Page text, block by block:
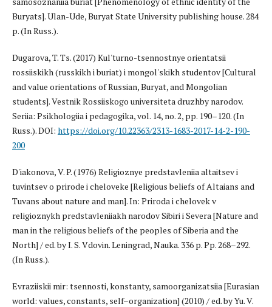
Buryats]. Ulan-Ude, Buryat State University publishing house. 284
p. (In Russ.).
Dugarova, T. Ts. (2017) Kul'turno-tsennostnye orientatsii
rossiiskikh (russkikh i buriat) i mongol'skikh studentov [Cultural
and value orientations of Russian, Buryat, and Mongolian
students]. Vestnik Rossiiskogo universiteta druzhby narodov.
Seriia: Psikhologiia i pedagogika, vol. 14, no. 2, pp. 190–120. (In
Russ.). DOI: https://doi.org/10.22363/2313-1683-2017-14-2-190-
200
D'iakonova, V. P. (1976) Religioznye predstavleniia altaitsev i
tuvintsev o prirode i cheloveke [Religious beliefs of Altaians and
Tuvans about nature and man]. In: Priroda i chelovek v
religioznykh predstavleniiakh narodov Sibiri i Severa [Nature and
man in the religious beliefs of the peoples of Siberia and the
North] / ed. by I. S. Vdovin. Leningrad, Nauka. 336 p. Pp. 268–292.
(In Russ.).
Evraziiskii mir: tsennosti, konstanty, samoorganizatsiia [Eurasian
world: values, constants, self–organization] (2010) / ed. by Yu. V.